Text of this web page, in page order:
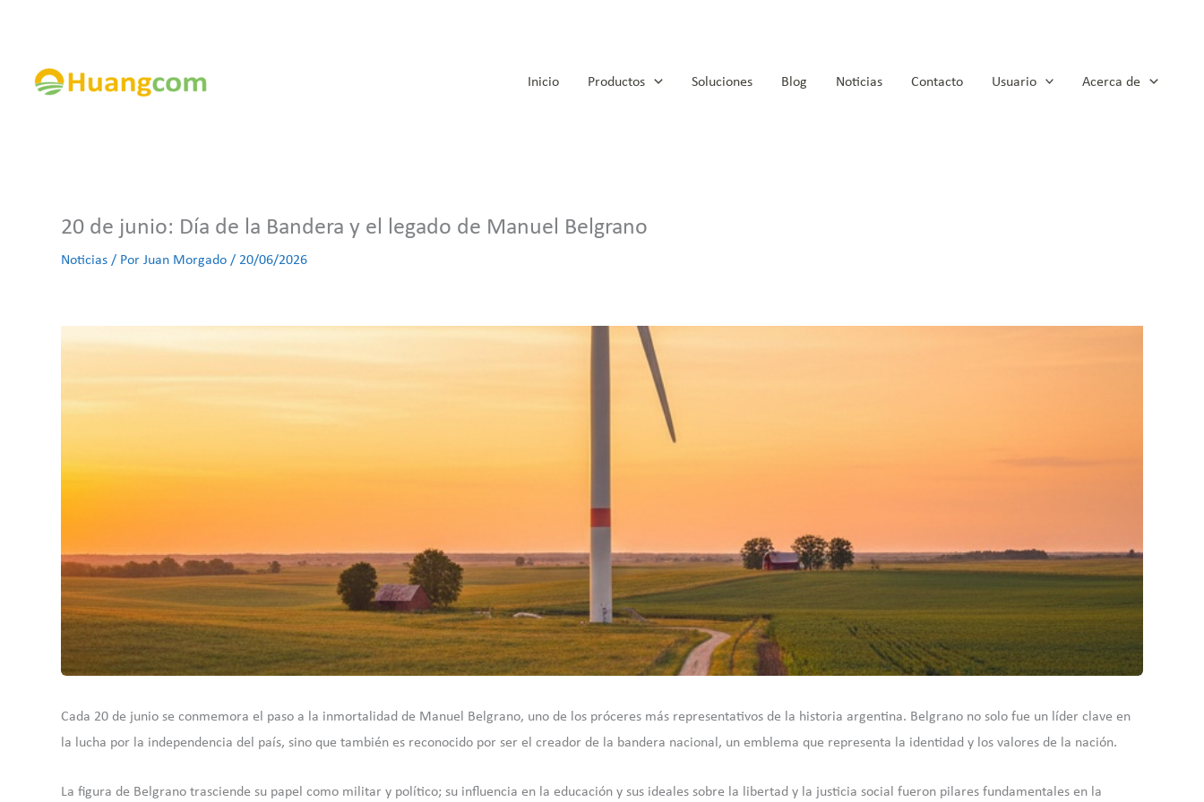
Inicio
Productos Soluciones Blog Noticias Contacto Usuario Acerca de
20 de junio: Día de la Bandera y el legado de Manuel Belgrano
Noticias / Por Juan Morgado / 20/06/2026
Cada 20 de junio se conmemora el paso a la inmortalidad de Manuel Belgrano, uno de los próceres más representativos de la historia argentina. Belgrano no solo fue un líder clave en
la lucha por la independencia del país, sino que también es reconocido por ser el creador de la bandera nacional, un emblema que representa la identidad y los valores de la nación.
La figura de Belgrano trasciende su papel como militar y político; su influencia en la educación y sus ideales sobre la libertad y la justicia social fueron pilares fundamentales en la